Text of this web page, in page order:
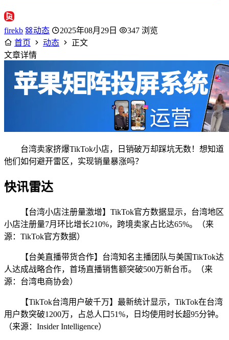
firekb 动态 2025年08月29日
347 浏览
首页
动态
正文
文章详情
台湾卖家挤爆TikTok小店，日销破万却踩坑无数！想知道
他们如何避开雷区，实现销量暴涨吗？
快讯雷达
【台湾小店注册量激增】TikTok官方数据显示，台湾地区
小店注册量7月环比增长210%，跨境卖家占比达65%。（来
源：TikTok官方数据）
【台美直播带货合作】台湾知名主播团队与美国TikTok达
人达成战略合作，首场直播销售额突破500万新台币。（来
源：台湾电商协会）
【TikTok台湾用户破千万】最新统计显示，TikTok在台湾
用户数突破1200万，占总人口51%，日均使用时长超95分钟。
（来源：Insider Intelligence）